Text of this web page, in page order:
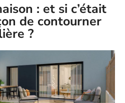
: et si c’était
de contourner
?